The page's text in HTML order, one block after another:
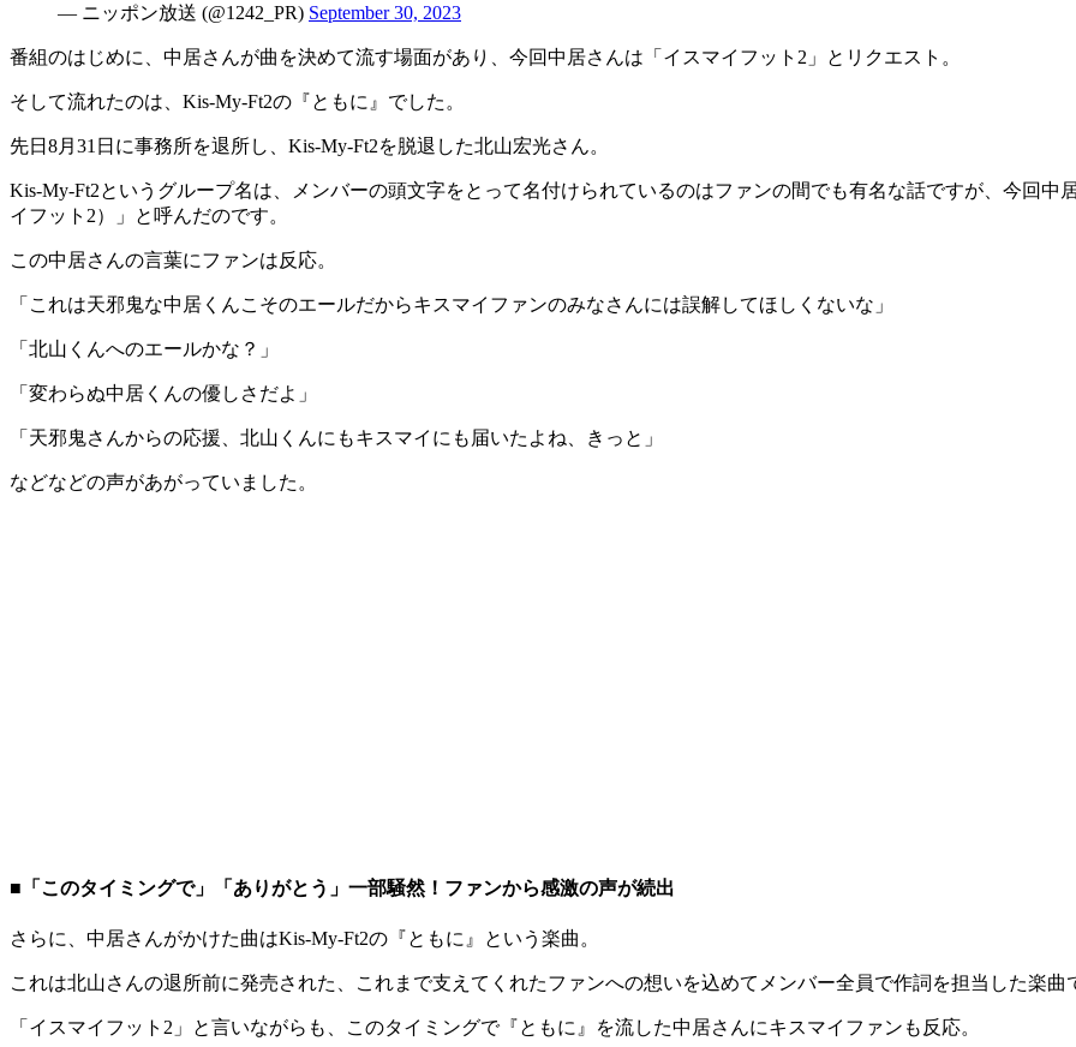
— ニッポン放送 (@1242_PR) September 30, 2023
番組のはじめに、中居さんが曲を決めて流す場面があり、今回中居さんは「イスマイフット2」とリクエスト。
そして流れたのは、Kis-My-Ft2の『ともに』でした。
先日8月31日に事務所を退所し、Kis-My-Ft2を脱退した北山宏光さん。
Kis-My-Ft2というグループ名は、メンバーの頭文字をとって名付けられているのはファンの間でも有名な話ですが、今回中
イフット2）」と呼んだのです。
この中居さんの言葉にファンは反応。
「これは天邪鬼な中居くんこそのエールだからキスマイファンのみなさんには誤解してほしくないな」
「北山くんへのエールかな？」
「変わらぬ中居くんの優しさだよ」
「天邪鬼さんからの応援、北山くんにもキスマイにも届いたよね、きっと」
などなどの声があがっていました。
■「このタイミングで」「ありがとう」一部騒然！ファンから感激の声が続出
さらに、中居さんがかけた曲はKis-My-Ft2の『ともに』という楽曲。
これは北山さんの退所前に発売された、これまで支えてくれたファンへの想いを込めてメンバー全員で作詞を担当した楽曲
「イスマイフット2」と言いながらも、このタイミングで『ともに』を流した中居さんにキスマイファンも反応。